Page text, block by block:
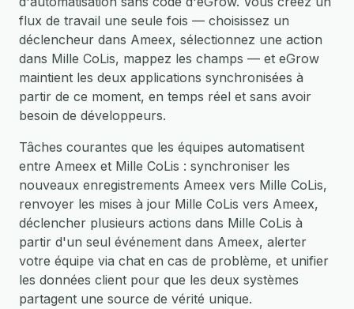
flux de travail une seule fois — choisissez un
déclencheur dans Ameex, sélectionnez une action
dans Mille CoLis, mappez les champs — et eGrow
maintient les deux applications synchronisées à
partir de ce moment, en temps réel et sans avoir
besoin de développeurs.
Tâches courantes que les équipes automatisent
entre Ameex et Mille CoLis : synchroniser les
nouveaux enregistrements Ameex vers Mille CoLis,
renvoyer les mises à jour Mille CoLis vers Ameex,
déclencher plusieurs actions dans Mille CoLis à
partir d'un seul événement dans Ameex, alerter
votre équipe via chat en cas de problème, et unifier
les données client pour que les deux systèmes
partagent une source de vérité unique.